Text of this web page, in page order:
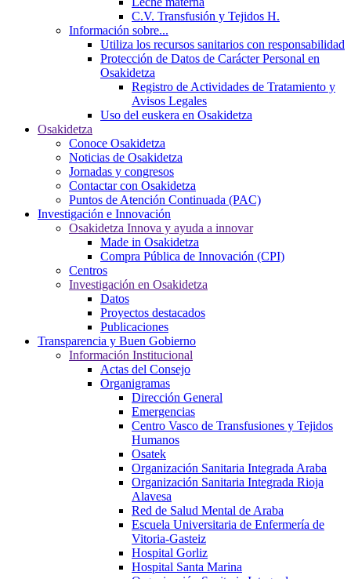
C.V. Transfusión y Tejidos H.
Información sobre...
Utiliza los recursos sanitarios con responsabilidad
Protección de Datos de Carácter Personal en
Osakidetza
Registro de Actividades de Tratamiento y
Avisos Legales
Uso del euskera en Osakidetza
Osakidetza
Conoce Osakidetza
Noticias de Osakidetza
Jornadas y congresos
Contactar con Osakidetza
Puntos de Atención Continuada (PAC)
Investigación e Innovación
Osakidetza Innova y ayuda a innovar
Made in Osakidetza
Compra Pública de Innovación (CPI)
Centros
Investigación en Osakidetza
Datos
Proyectos destacados
Publicaciones
Transparencia y Buen Gobierno
Información Institucional
Actas del Consejo
Organigramas
Dirección General
Emergencias
Centro Vasco de Transfusiones y Tejidos
Humanos
Osatek
Organización Sanitaria Integrada Araba
Organización Sanitaria Integrada Rioja
Alavesa
Red de Salud Mental de Araba
Escuela Universitaria de Enfermería de
Vitoria-Gasteiz
Hospital Gorliz
Hospital Santa Marina